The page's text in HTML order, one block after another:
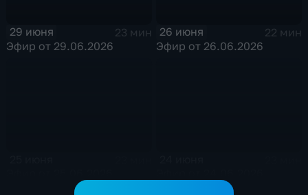
29 июня
23 мин
Эфир от 29.06.2026
26 июня
22 мин
Эфир от 26.06.2026